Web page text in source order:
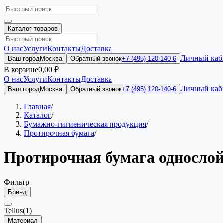
Каталог товаров
О насУслугиКонтактыДоставка
Ваш городМосква Обратный звонок+7 (495) 120-140-6 Личный
В корзине0,00 ₽
О насУслугиКонтактыДоставка
Ваш городМосква Обратный звонок+7 (495) 120-140-6 Личный
Главная/
Каталог/
Бумажно-гигиеническая продукция/
Протирочная бумага/
Протирочная бумага
Фильтр
Бренд
Tellus(1)
Материал